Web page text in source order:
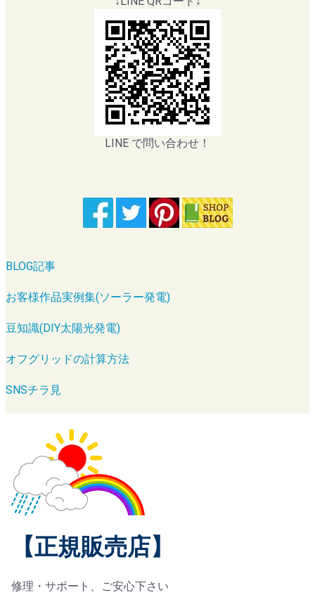
LINE で問い合わせ！
BLOG記事
お客様作品実例集(ソーラー発電)
豆知識(DIY太陽光発電)
オフグリッドの計算方法
SNSチラ見
【正規販売店】
修理・サポート、ご安心下さい